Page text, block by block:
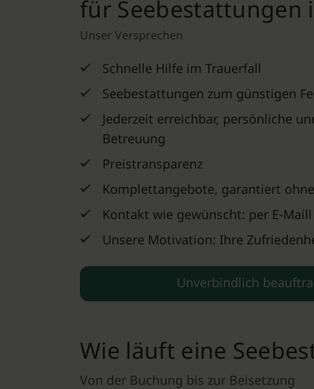
für Seebestattungen
Unser Versprechen
Schnelle Hilfe im Trauerfall
Seebestattungen zum günstigen
Jederzeit erreichbar, persönliche
Betreuung
Preistransparenz
Komplettangebote, garantiert
Kontakt wie gewünscht: per E-
Unsere Motivation: Ihre
Unverbindlich
Wie läuft eine
Von der Buchung bis zur Beisetzung